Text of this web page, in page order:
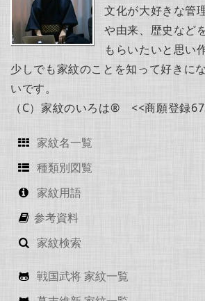
文化が大好きな管
や由来、歴史など
もらいたいと思い
少しでも家紋のことを知って好きに
いです。
（C）家紋のいろは® <<商願登録
家紋名一覧
種類別図覧
家紋用語
参考資料
家紋検索
戦国武将 家紋一覧